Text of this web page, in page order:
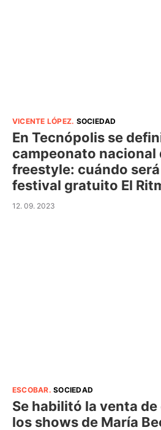
VICENTE LÓPEZ. SOCIEDAD
En Tecnópolis se
campeonato nacional
freestyle: cuándo
festival gratuito El
12. 09. 2023
ESCOBAR.SOCIEDAD
Se habilitó la venta
los shows de María